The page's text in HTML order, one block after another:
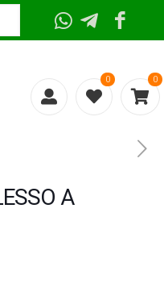
0 0
A